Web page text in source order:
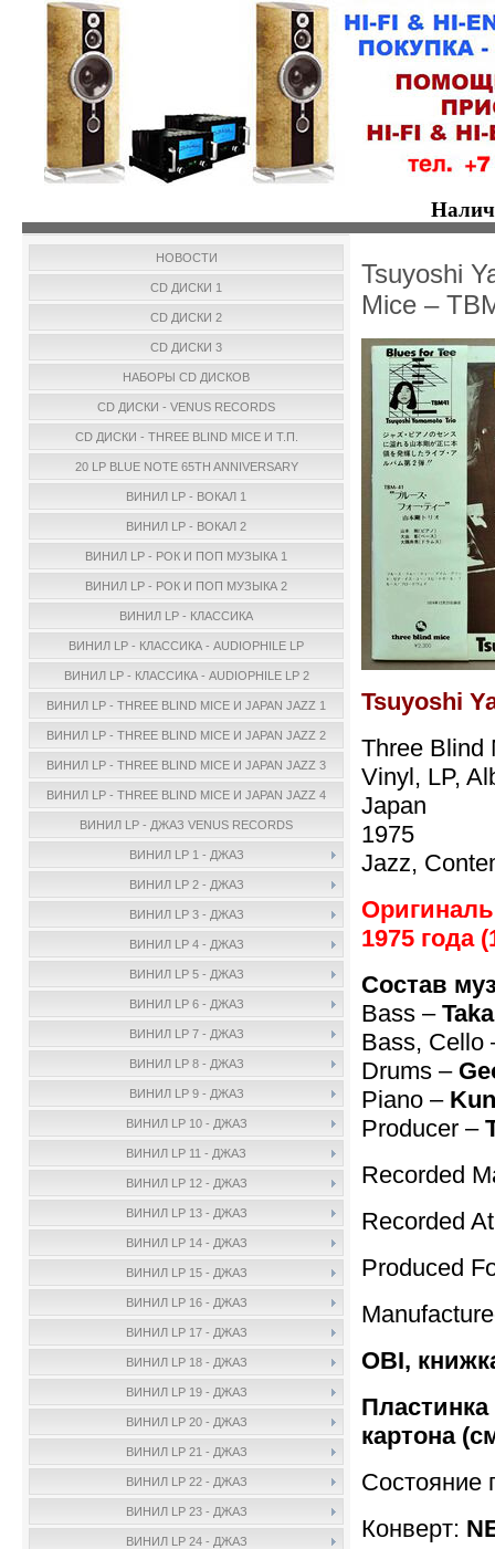
НОВОСТИ
CD ДИСКИ 1
CD ДИСКИ 2
CD ДИСКИ 3
НАБОРЫ CD ДИСКОВ
CD ДИСКИ - VENUS RECORDS
CD ДИСКИ - THREE BLIND MICE И Т.П.
20 LP BLUE NOTE 65TH ANNIVERSARY
ВИНИЛ LP - ВОКАЛ 1
ВИНИЛ LP - ВОКАЛ 2
ВИНИЛ LP - РОК И ПОП МУЗЫКА 1
ВИНИЛ LP - РОК И ПОП МУЗЫКА 2
ВИНИЛ LP - КЛАССИКА
ВИНИЛ LP - КЛАССИКА - AUDIOPHILE LP
ВИНИЛ LP - КЛАССИКА - AUDIOPHILE LP 2
ВИНИЛ LP - THREE BLIND MICE И JAPAN JAZZ 1
ВИНИЛ LP - THREE BLIND MICE И JAPAN JAZZ 2
ВИНИЛ LP - THREE BLIND MICE И JAPAN JAZZ 3
ВИНИЛ LP - THREE BLIND MICE И JAPAN JAZZ 4
ВИНИЛ LP - ДЖАЗ VENUS RECORDS
ВИНИЛ LP 1 - ДЖАЗ
ВИНИЛ LP 2 - ДЖАЗ
ВИНИЛ LP 3 - ДЖАЗ
ВИНИЛ LP 4 - ДЖАЗ
ВИНИЛ LP 5 - ДЖАЗ
ВИНИЛ LP 6 - ДЖАЗ
ВИНИЛ LP 7 - ДЖАЗ
ВИНИЛ LP 8 - ДЖАЗ
ВИНИЛ LP 9 - ДЖАЗ
ВИНИЛ LP 10 - ДЖАЗ
ВИНИЛ LP 11 - ДЖАЗ
ВИНИЛ LP 12 - ДЖАЗ
ВИНИЛ LP 13 - ДЖАЗ
ВИНИЛ LP 14 - ДЖАЗ
ВИНИЛ LP 15 - ДЖАЗ
ВИНИЛ LP 16 - ДЖАЗ
ВИНИЛ LP 17 - ДЖАЗ
ВИНИЛ LP 18 - ДЖАЗ
ВИНИЛ LP 19 - ДЖАЗ
ВИНИЛ LP 20 - ДЖАЗ
ВИНИЛ LP 21 - ДЖАЗ
ВИНИЛ LP 22 - ДЖАЗ
ВИНИЛ LP 23 - ДЖАЗ
ВИНИЛ LP 24 - ДЖАЗ
Tsuyoshi
Mice –
Tsuyoshi
Three Blind
Vinyl, LP,
Japan
1975
Jazz,
1975 года
Состав
Bass –
Bass, Cello
Drums –
Piano –
Producer –
Recorded
Recorded
Produced
OBI,
картона
Состояние
Конверт: